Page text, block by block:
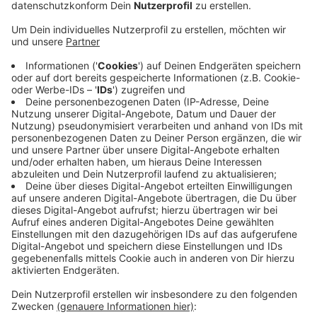
Polizisten hatten den Mann im vergangenen Jahr
beim Verkauf von 14 Ecstasy-Pillen beobachtet.
Anschließend durchsuchten die Ermittler seine
Wohnung. Dabei entdeckten sie eine größere
Menge Marihuana, verkaufsfertig verpackt in
kleinen Beuteln, und weitere Ecstasy-Pillen.
Außerdem eine Waffe. Der 20-Jährige war in der
Vergangenheit schon mehrfach wegen
Drogenvergehen aufgefallen.
In das Urteil jetzt ist auch eine achtmonatige
Haftstrafe eingeflossen, zu der der Mann 2018
verurteilt worden war, sagte ein Sprecher des
Euskirchener Amtsgerichts.
Veröffentlicht:Freitag, 12.03.2021 06:43
Anzeige